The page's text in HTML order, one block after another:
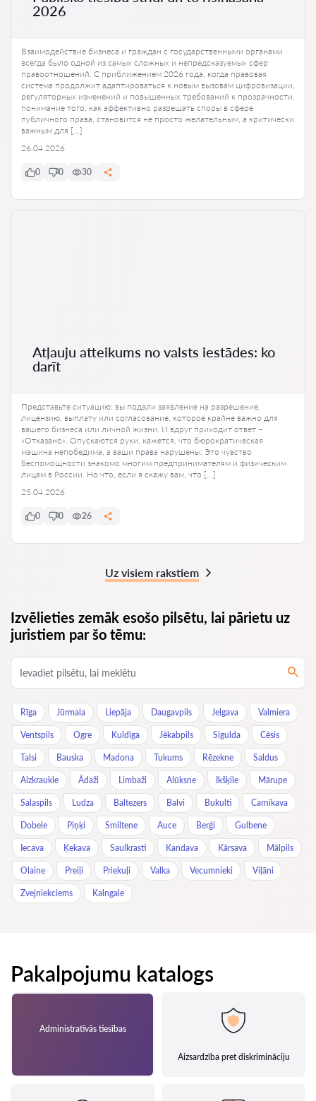
2026
Взаимодействие бизнеса и граждан с государственными органами
всегда было одной из самых сложных и непредсказуемых сфер
правоотношений. С приближением 2026 года, когда правовая
система продолжит адаптироваться к новым вызовам цифровизации,
регуляторных изменений и повышенных требований к прозрачности,
понимание того, как эффективно разрешать споры в сфере
публичного права, становится не просто желательным, а критически
важным для […]
26.04.2026
0 0 30
Atļauju atteikums no valsts iestādes: ko
darīt
Представьте ситуацию: вы подали заявление на разрешение,
лицензию, выплату или согласование, которое крайне важно для
вашего бизнеса или личной жизни. И вдруг приходит ответ –
«Отказано». Опускаются руки, кажется, что бюрократическая
машина непобедима, а ваши права нарушены. Это чувство
беспомощности знакомо многим предпринимателям и физическим
лицам в России. Но что, если я скажу вам, что […]
25.04.2026
0 0 26
Uz visiem rakstiem
Izvēlieties zemāk esošo pilsētu, lai pārietu uz
juristiem par šo tēmu:
Rīga Jūrmala Liepāja Daugavpils Jelgava Valmiera
Ventspils Ogre Kuldīga Jēkabpils Sigulda Cēsis
Talsi Bauska Madona Tukums Rēzekne Saldus
Aizkraukle Ādaži Limbaži Alūksne Ikšķile Mārupe
Salaspils Ludza Baltezers Balvi Bukulti Carnikava
Dobele Piņķi Smiltene Auce Berģi Gulbene
Iecava Ķekava Saulkrasti Kandava Kārsava Mālpils
Olaine Preiļi Priekuļi Valka Vecumnieki Viļāni
Zvejniekciems Kalngale
Pakalpojumu katalogs
Administratīvās tiesības
Aizsardzība pret diskrimināciju